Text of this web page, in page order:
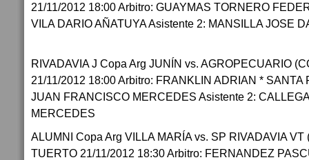
21/11/2012 18:00 Arbitro: GUAYMAS TORNERO
VILA DARIO AÑATUYA Asistente 2: MANSILLA JOSE
RIVADAVIA J Copa Arg JUNÍN vs. AGROPECUARIO
21/11/2012 18:00 Arbitro: FRANKLIN ADRIAN * SANTA
JUAN FRANCISCO MERCEDES Asistente 2:
MERCEDES
ALUMNI Copa Arg VILLA MARÍA vs. SP RIVADAVIA VT
TUERTO 21/11/2012 18:30 Arbitro: FERNANDEZ